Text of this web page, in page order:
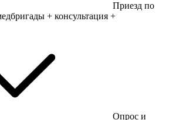
Приезд по
+ консультация +
Опрос и